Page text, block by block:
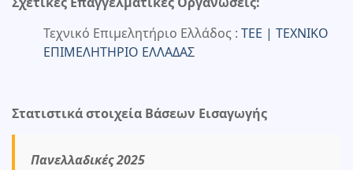
Τεχνικό Επιμελητήριο Ελλάδος : TEE | ΤΕΧΝΙΚΟ
ΕΠΙΜΕΛΗΤΗΡΙΟ ΕΛΛΑΔΑΣ
Στατιστικά στοιχεία Βάσεων Εισαγωγής
Πανελλαδικές 2025